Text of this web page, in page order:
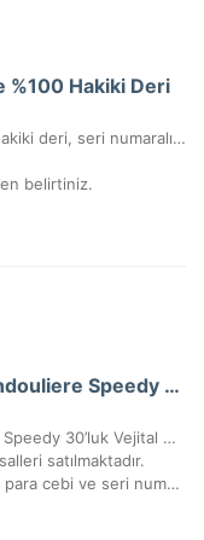
%100 Hakiki Deri
Louis Vuitton Metis GM Empreinte %100 hakiki deri, seri numaralı, kutulu, toz torbalo, sertifikalı.
belirtiniz.
A+ Louis Vuitton Damier Azur Bandouliere Speedy 35’Lik Vejital Deri
A+ Louis Vuitton Damier Azur Bandouliere Speedy 30’luk Vejital Deri
satılmaktadır.
Çantanın iç astarı orjinal astardır. Bir bozuk para cebi ve seri numarası mevcuttur.